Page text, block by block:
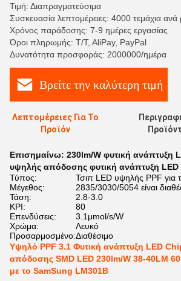
Τιμή: Διαπραγματεύσιμα
Συσκευασία λεπτομέρειες: 4000 τεμάχια ανά
Χρόνος παράδοσης: 7-9 ημέρες εργασίας
Όροι πληρωμής: T/T, AliPay, PayPal
Δυνατότητα προσφοράς: 2000000/ημέρα
Βρείτε την καλύτερη τιμή
Λεπτομέρειες Για Το
Προϊόν
Επισημαίνω: 230lm/W φυτική ανάπτυξη
υψηλής απόδοσης φυτική ανάπτυξη
Τύπος:
Τσιπ LED υψηλής PPF για
Μέγεθος:
2835/3030/5054 είναι
Τάση:
2.8-3.0
ΚΡΙ:
80
Επενδύσεις:
3.1μmol/s/W
Χρώμα:
Λευκό
Προσαρμοσμένο:Διαθέσιμο
Υψηλό PPF 3.1 Φυτική ανάπτυξη LED
απόδοσης SMD LED 230lm/W 38-40LM
με το SamSung LM301B